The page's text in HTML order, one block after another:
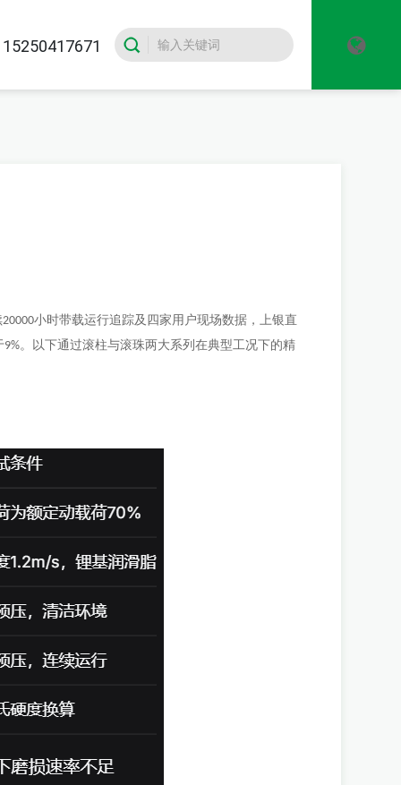
20000小时带载运行追踪及四家用户现场数据，上银直
9%。以下通过滚柱与滚珠两大系列在典型工况下的精